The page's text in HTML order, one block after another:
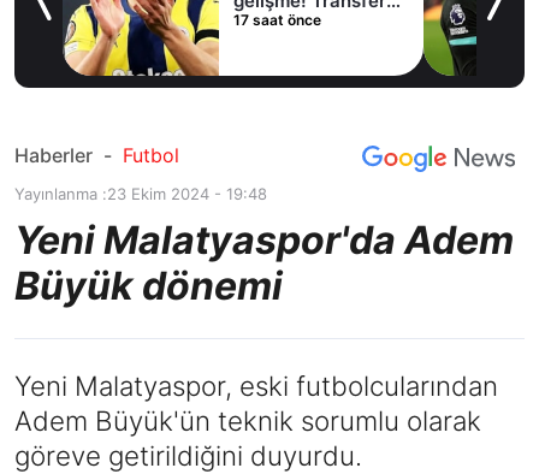
iptal oldu
17 saat önce
Haberler - Futbol
Yayınlanma :23 Ekim 2024 - 19:48
Yeni Malatyaspor'da Adem
Büyük dönemi
Yeni Malatyaspor, eski futbolcularından
Adem Büyük'ün teknik sorumlu olarak
göreve getirildiğini duyurdu.